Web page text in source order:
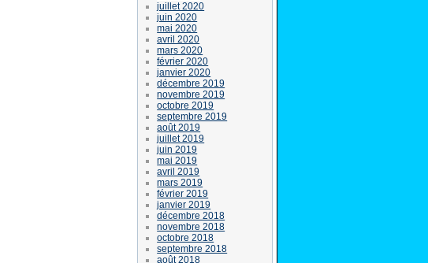
juillet 2020
juin 2020
mai 2020
avril 2020
mars 2020
février 2020
janvier 2020
décembre 2019
novembre 2019
octobre 2019
septembre 2019
août 2019
juillet 2019
juin 2019
mai 2019
avril 2019
mars 2019
février 2019
janvier 2019
décembre 2018
novembre 2018
octobre 2018
septembre 2018
août 2018